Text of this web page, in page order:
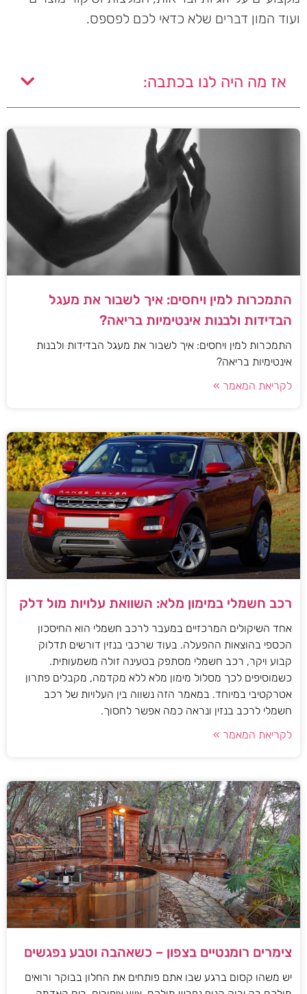
ועוד המון דברים שלא כדאי לכם לפספס.
אז מה היה לנו בכתבה:
התמכרות למין ויחסים: איך לשבור את מעגל
הבדידות ולבנות אינטימיות בריאה?
התמכרות למין ויחסים: איך לשבור את מעגל הבדידות ולבנות
אינטימיות בריאה?
לקריאת המאמר »
רכב חשמלי במימון מלא: השוואת עלויות מול דלק
אחד השיקולים המרכזיים במעבר לרכב חשמלי הוא החיסכון
הכספי בהוצאות ההפעלה. בעוד שרכבי בנזין דורשים תדלוק
קבוע ויקר, רכב חשמלי מסתפק בטעינה זולה משמעותית.
כשמוסיפים לכך מסלול מימון מלא ללא מקדמה, מקבלים פתרון
אטרקטיבי במיוחד. במאמר הזה נשווה בין העלויות של רכב
חשמלי לרכב בנזין ונראה כמה אפשר לחסוך.
לקריאת המאמר »
צימרים רומנטיים בצפון – כשאהבה וטבע נפגשים
יש משהו קסום ברגע שבו אתם פותחים את החלון בבוקר ורואים